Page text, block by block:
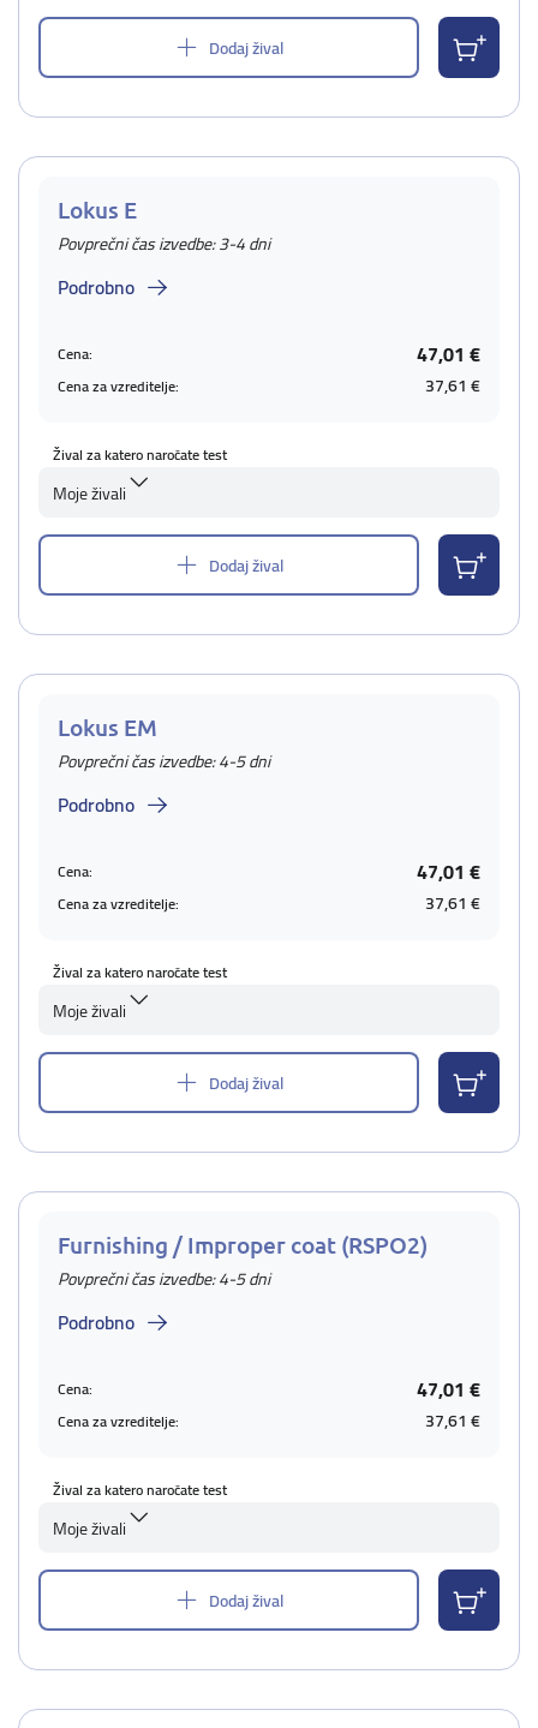
Dodaj žival
Lokus E
Povprečni čas izvedbe: 3-4 dni
Podrobno
Cena: 47,01 €
Cena za vzreditelje: 37,61 €
Žival za katero naročate test
Moje živali
Dodaj žival
Lokus EM
Povprečni čas izvedbe: 4-5 dni
Podrobno
Cena: 47,01 €
Cena za vzreditelje: 37,61 €
Žival za katero naročate test
Moje živali
Dodaj žival
Furnishing / Improper coat (RSPO2)
Povprečni čas izvedbe: 4-5 dni
Podrobno
Cena: 47,01 €
Cena za vzreditelje: 37,61 €
Žival za katero naročate test
Moje živali
Dodaj žival